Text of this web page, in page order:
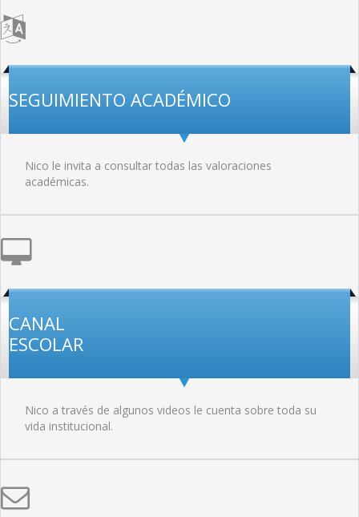
SEGUIMIENTO ACADÉMICO
Nico le invita a consultar todas las valoraciones
académicas.
CANAL
ESCOLAR
Nico a través de algunos videos le cuenta sobre toda su
vida institucional.